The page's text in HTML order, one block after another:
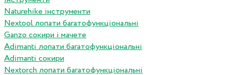
Naturehike інструменти
Nextool лопати багатофункціональні
Ganzo сокири і мачете
Adimanti лопати багатофункціональні
Adimanti сокири
Nextorch лопати багатофункціональні